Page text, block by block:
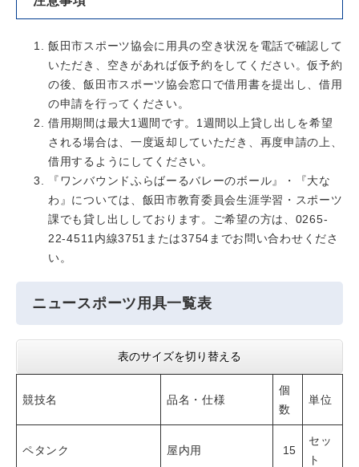
飯田市スポーツ協会に用具の空き状況を電話で確認して
いただき、空きがあれば仮予約をしてください。仮予約
の後、飯田市スポーツ協会窓口で借用書を提出し、借用
の申請を行ってください。
借用期間は最大1週間です。1週間以上貸し出しを希望
される場合は、一度返却していただき、再度申請の上、
借用するようにしてください。
『ワンバウンドふらばーるバレーのボール』・『大な
わ』については、飯田市教育委員会生涯学習・スポーツ
課でも貸し出ししております。ご希望の方は、0265-
22-4511内線3751または3754までお問い合わせくださ
い。
ニュースポーツ用具一覧表
表のサイズを切り替える
競技名 品名・仕様
個
数
単位
ペタンク 屋内用 15
セッ
ト